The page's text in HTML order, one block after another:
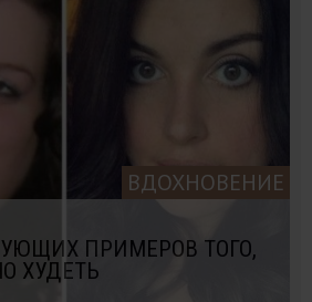
ВДОХНОВЕНИЕ
ПРИМЕРОВ ТОГО,
ХУДЕТЬ